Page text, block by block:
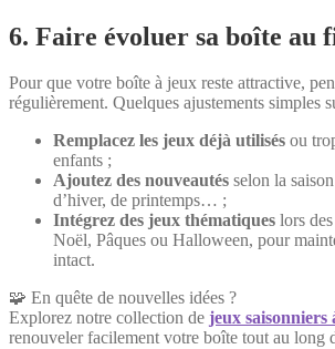
6. Faire évoluer sa boîte au
Pour que votre boîte à jeux reste attractive,
régulièrement. Quelques ajustements simples
Remplacez les jeux déjà utilisés ou
enfants ;
Ajoutez des nouveautés selon la
d’hiver, de printemps… ;
Intégrez des jeux thématiques lors
Noël, Pâques ou Halloween, pour
intact.
🧩 En quête de nouvelles idées ?
Explorez notre collection de jeux
renouveler facilement votre boîte tout au long